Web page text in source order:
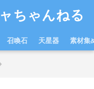
ちゃんねる
召喚石 天星器 素材集